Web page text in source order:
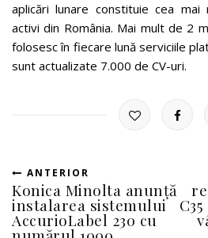
aplicări lunare constituie cea mai
activi din România. Mai mult de 2
folosesc în fiecare lună serviciile
sunt actualizate 7.000 de CV-uri.
ANTERIOR
Konica Minolta anunță
instalarea sistemului
AccurioLabel 230 cu